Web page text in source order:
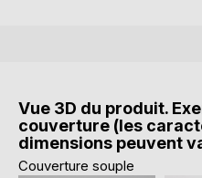
Vue 3D du produit.
couverture (les
dimensions peuvent
Couverture souple